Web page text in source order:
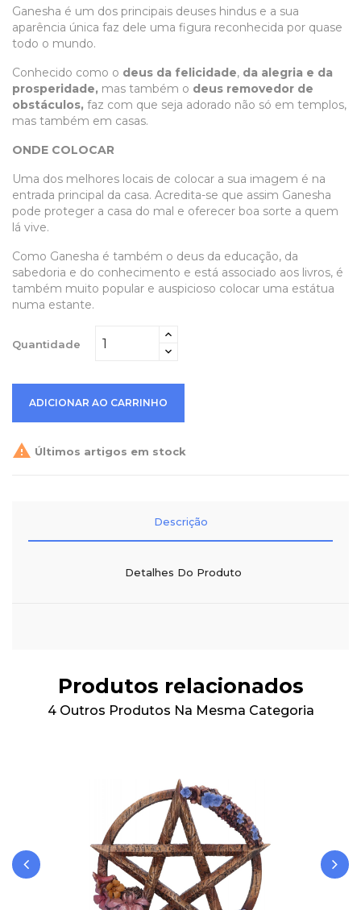
Ganesha é um dos principais deuses hindus e a sua
aparência única faz dele uma figura reconhecida por quase
todo o mundo.
Conhecido como o deus da felicidade, da alegria e da
prosperidade, mas também o deus removedor de
obstáculos, faz com que seja adorado não só em templos,
mas também em casas.
ONDE COLOCAR
Uma dos melhores locais de colocar a sua imagem é na
entrada principal da casa. Acredita-se que assim Ganesha
pode proteger a casa do mal e oferecer boa sorte a quem
lá vive.
Como Ganesha é também o deus da educação, da
sabedoria e do conhecimento e está associado aos livros, é
também muito popular e auspicioso colocar uma estátua
numa estante.
Quantidade
ADICIONAR AO CARRINHO
 Últimos artigos em stock
Descrição
Detalhes Do Produto
Produtos relacionados
4 Outros Produtos Na Mesma Categoria